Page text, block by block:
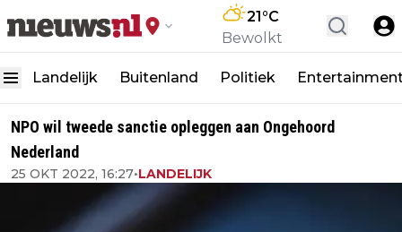
21°C
Bewolkt
Landelijk Buitenland Politiek
NPO wil tweede sanctie opleggen aan Ongehoord
Nederland
25 OKT 2022, 16:27•LANDELIJK